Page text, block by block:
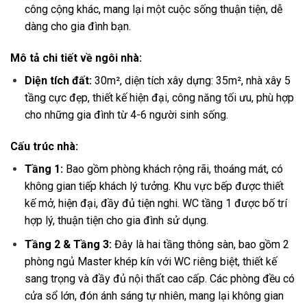
công cộng khác, mang lại một cuộc sống thuận tiện, dễ
dàng cho gia đình bạn.
Mô tả chi tiết về ngôi nhà:
Diện tích đất:30m², diện tích xây dựng: 35m², nhà xây 5
tầng cực đẹp, thiết kế hiện đại, công năng tối ưu, phù hợp
cho những gia đình từ 4-6 người sinh sống.
Cấu trúc nhà:
Tầng 1:Bao gồm phòng khách rộng rãi, thoáng mát, có
không gian tiếp khách lý tưởng. Khu vực bếp được thiết
kế mở, hiện đại, đầy đủ tiện nghi. WC tầng 1 được bố trí
hợp lý, thuận tiện cho gia đình sử dụng.
Tầng 2 & Tầng 3:Đây là hai tầng thông sàn, bao gồm 2
phòng ngủ Master khép kín với WC riêng biệt, thiết kế
sang trọng và đầy đủ nội thất cao cấp. Các phòng đều có
cửa sổ lớn, đón ánh sáng tự nhiên, mang lại không gian